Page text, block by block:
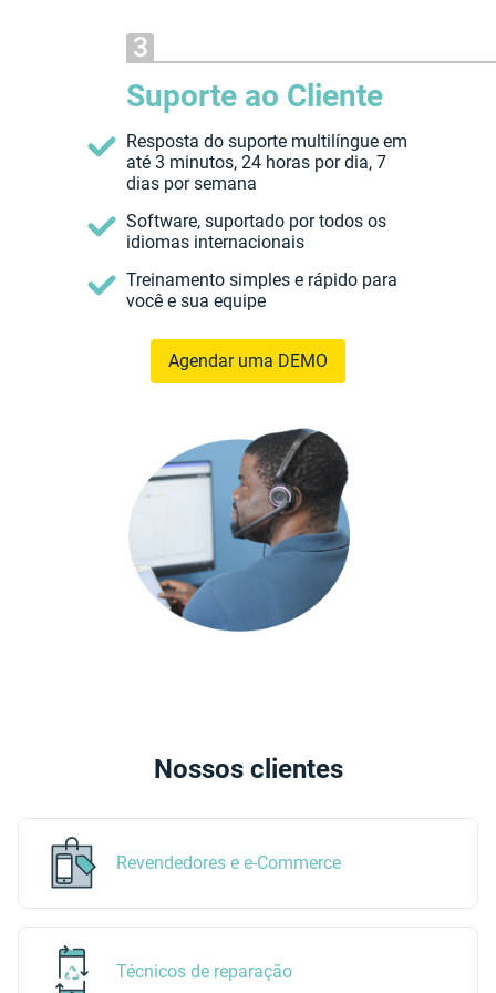
Suporte ao Cliente
Resposta do suporte multilíngue em
até 3 minutos, 24 horas por dia, 7
dias por semana
Software, suportado por todos os
idiomas internacionais
Treinamento simples e rápido para
você e sua equipe
Agendar uma DEMO
Nossos clientes
Revendedores e e-Commerce
Técnicos de reparação